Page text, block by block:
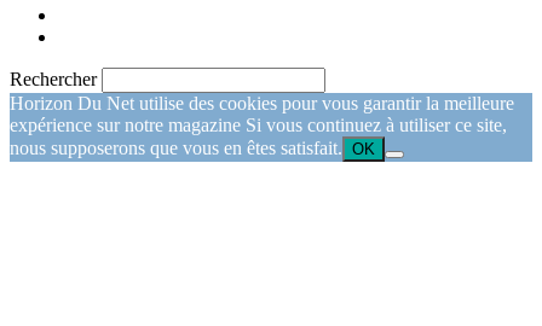
Rechercher
Horizon Du Net utilise des cookies pour vous garantir la meilleure
expérience sur notre magazine Si vous continuez à utiliser ce site,
nous supposerons que vous en êtes satisfait. OK